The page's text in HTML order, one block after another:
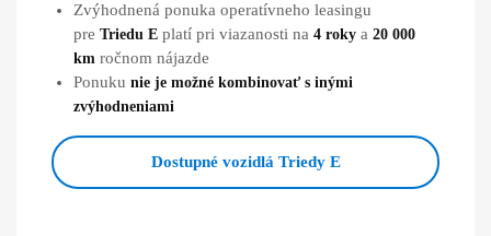
Zvýhodnená ponuka operatívneho leasingu
pre Triedu E platí pri viazanosti na 4 roky a 20 000
km ročnom nájazde
Ponuku nie je možné kombinovať s inými
zvýhodneniami
Dostupné vozidlá Triedy E